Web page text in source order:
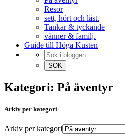
Resor
sett, hört och läst.
Tankar & tyckande
vänner & familj.
Guide till Höga Kusten
Kategori: På äventyr
Arkiv per kategori
Arkiv per kategori